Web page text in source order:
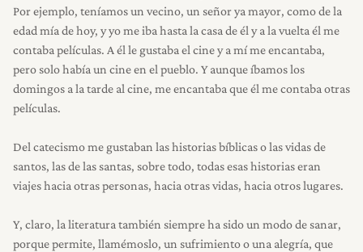
Por ejemplo, teníamos un vecino, un señor ya mayor, como de la
edad mía de hoy, y yo me iba hasta la casa de él y a la vuelta él me
contaba películas. A él le gustaba el cine y a mí me encantaba,
pero solo había un cine en el pueblo. Y aunque íbamos los
domingos a la tarde al cine, me encantaba que él me contaba otras
películas.
Del catecismo me gustaban las historias bíblicas o las vidas de
santos, las de las santas, sobre todo, todas esas historias eran
viajes hacia otras personas, hacia otras vidas, hacia otros lugares.
Y, claro, la literatura también siempre ha sido un modo de sanar,
porque permite, llamémoslo, un sufrimiento o una alegría, que